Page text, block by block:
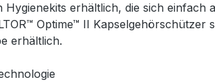
erhältlich, die sich
Optime™ II
erhältlich.